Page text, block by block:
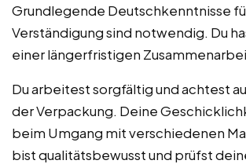
Grundlegende Deutschkenntnisse
Verständigung sind notwendig. Du
einer längerfristigen
Du arbeitest sorgfältig und achtest
der Verpackung. Deine
beim Umgang mit verschiedenen
bist qualitätsbewusst und prüfst